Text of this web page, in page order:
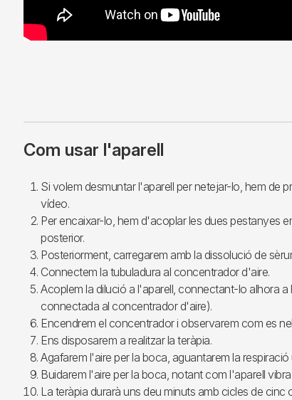
Com usar l'aparell
Si volem desmuntar l'aparell per netejar-lo, hem de
vídeo.
Per encaixar-lo, hem d'acoplar les dues pestanyes
posterior.
Posteriorment, carregarem amb la dissolució de
Connectem la tubuladura al concentrador d'aire.
Acoplem la dilució a l'aparell, connectant-lo alhora a
connectada al concentrador d'aire).
Encendrem el concentrador i observarem com es
Ens disposarem a realitzar la teràpia.
Agafarem l'aire per la boca, aguantarem la
Buidarem l'aire per la boca, notant com l'aparell
La teràpia durarà uns deu minuts amb cicles de cinc